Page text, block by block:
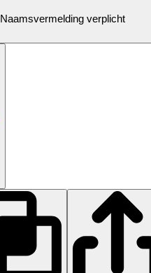
Naamsvermelding verplicht